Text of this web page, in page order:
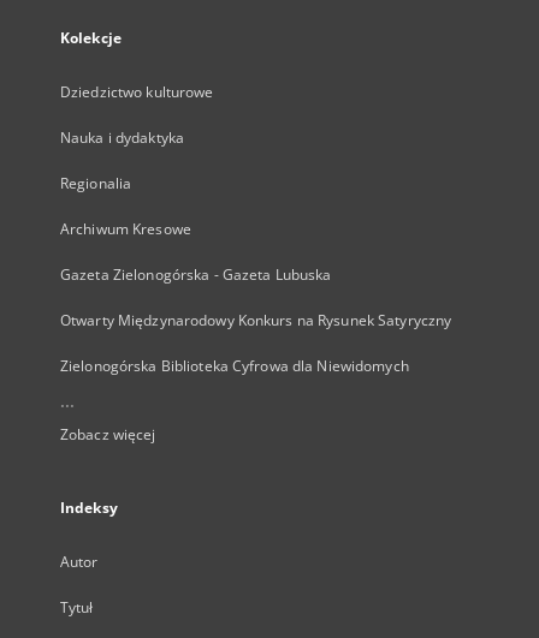
Kolekcje
Dziedzictwo kulturowe
Nauka i dydaktyka
Regionalia
Archiwum Kresowe
Gazeta Zielonogórska - Gazeta Lubuska
Otwarty Międzynarodowy Konkurs na Rysunek Satyryczny
Zielonogórska Biblioteka Cyfrowa dla Niewidomych
...
Zobacz więcej
Indeksy
Autor
Tytuł